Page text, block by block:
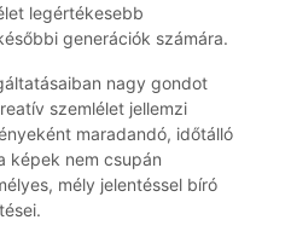
legértékesebb
generációk számára.
nagy gondot
szemlélet jellemzi
maradandó, időtálló
képek nem csupán
mély jelentéssel bíró